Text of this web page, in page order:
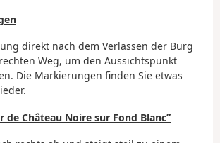
direkt nach dem Verlassen der Burg
Weg, um den Aussichtspunkt
Die Markierungen finden Sie etwas
de Château Noire sur Fond Blanc”